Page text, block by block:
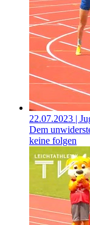
22.07.2023 |
Dem
keine folgen